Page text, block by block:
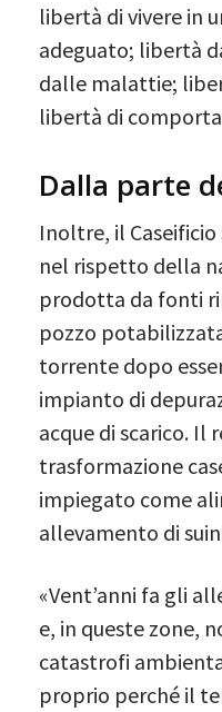
libertà di vivere in
adeguato; libertà
dalle malattie;
libertà di
Dalla parte
Inoltre, il
nel rispetto della
prodotta da fonti
pozzo
torrente dopo
impianto di
acque di scarico. Il
trasformazione
impiegato come
allevamento di
«Vent’anni fa gli
e, in queste zone,
catastrofi
proprio perché il